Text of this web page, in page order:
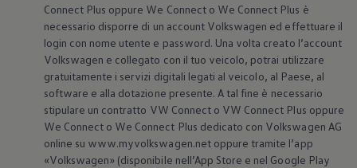
Connect Plus oppure We Connect o We Connect Plus è
necessario disporre di un account Volkswagen ed effettuare il
login con nome utente e password. Una volta creato l’account
Volkswagen e collegato con il tuo veicolo, potrai utilizzare
gratuitamente i servizi digitali legati al veicolo, al Paese, al
software e alla dotazione presente. A tal fine è necessario
stipulare un contratto VW Connect o VW Connect Plus oppure
We Connect o We Connect Plus dedicato con Volkswagen AG
online su www.myvolkswagen.net oppure tramite l’app
«Volkswagen» (disponibile nell’App Store e nel Google Play